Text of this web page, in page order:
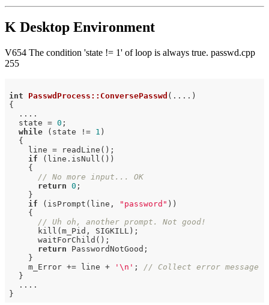
K Desktop Environment
V654 The condition 'state != 1' of loop is always true. passwd.cpp
255
int PasswdProcess::ConversePasswd (....)
{
  ....
  state =
0 ;
while (state != 1 )
  {
    line = readLine();
if (line.isNull())
    {
// No more input... OK
return 0 ;
    }
if (isPrompt(line, "password" ))
    {
// Uh oh, another prompt. Not good!
      kill(m_Pid, SIGKILL);
      waitForChild();
return PasswordNotGood;
    }
    m_Error += line +
'\n' ; // Collect error message
  }
  ....